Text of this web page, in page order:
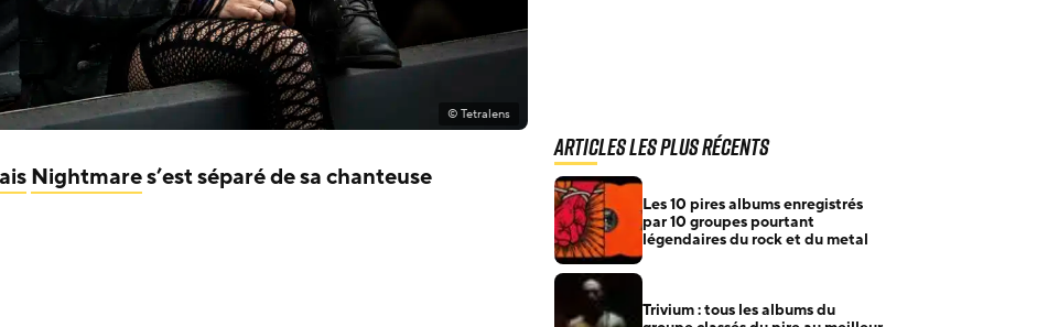
© Tetralens
Nightmares’est séparé de sa chanteuse
Articles les plus récents
Les 10 pires albums enregistrés
par 10 groupes pourtant
légendaires du rock et du metal
Trivium : tous les albums du